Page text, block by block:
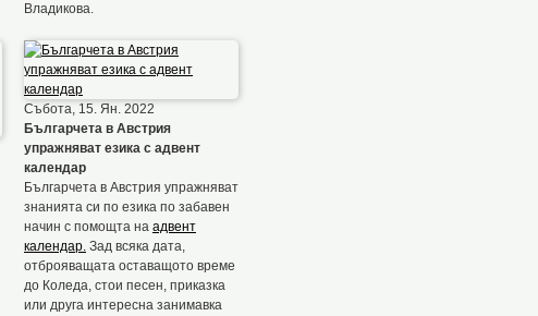
Владикова.
Събота, 15. Ян. 2022
Българчета в Австрия
упражняват езика с адвент
календар
Българчета в Австрия упражняват
знанията си по езика по забавен
начин с помощта на адвент
календар. Зад всяка дата,
отброяващата оставащото време
до Коледа, стои песен, приказка
или друга интересна занимавка